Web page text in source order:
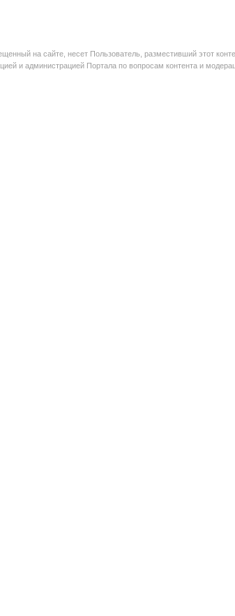
на сайте, несет Пользователь, разместивший этот
и администрацией Портала по вопросам контента и